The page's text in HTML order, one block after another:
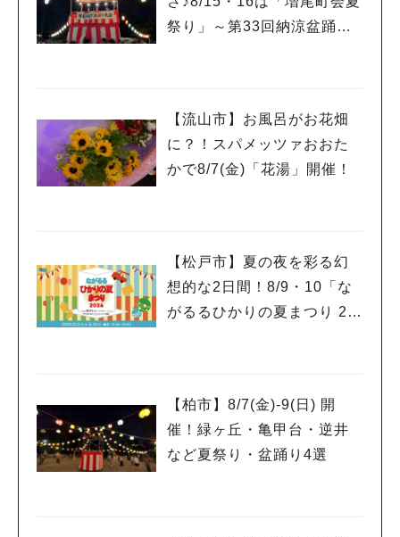
祭り」～第33回納涼盆踊り
【流山市】お風呂がお花畑
に？！スパメッツァおおた
かで8/7(金)「花湯」開催！
【松戸市】夏の夜を彩る幻
想的な2日間！8/9・10「な
がるるひかりの夏まつり 20
【柏市】8/7(金)‐9(日) 開
催！緑ヶ丘・亀甲台・逆井
など夏祭り・盆踊り4選
#教えたい/こんなの見つけた